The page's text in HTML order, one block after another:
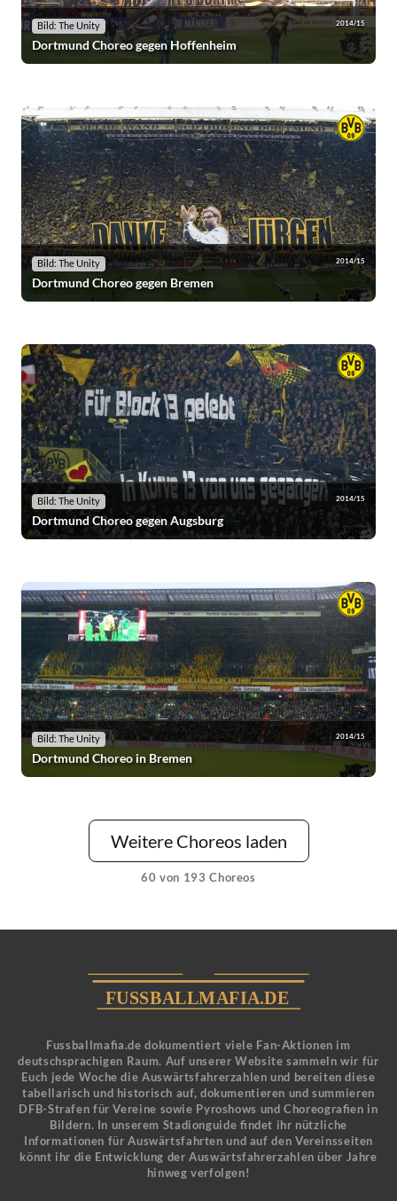
Bild: The Unity 2014/15
Dortmund Choreo gegen Hoffenheim
Bild: The Unity 2014/15
Dortmund Choreo gegen Bremen
Bild: The Unity 2014/15
Dortmund Choreo gegen Augsburg
Bild: The Unity 2014/15
Dortmund Choreo in Bremen
Weitere Choreos laden
60 von 193 Choreos
Fussballmafia.de dokumentiert viele Fan-Aktionen im
deutschsprachigen Raum. Auf unserer Website sammeln wir für
Euch jede Woche die Auswärtsfahrerzahlen und bereiten diese
tabellarisch und historisch auf, dokumentieren und summieren
DFB-Strafen für Vereine sowie Pyroshows und Choreografien in
Bildern. In unserem Stadionguide findet ihr nützliche
Informationen für Auswärtsfahrten und auf den Vereinsseiten
könnt ihr die Entwicklung der Auswärtsfahrerzahlen über Jahre
hinweg verfolgen!